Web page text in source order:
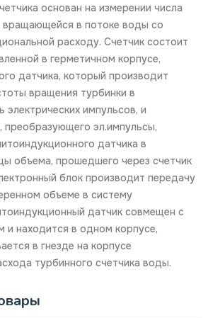
основан на измерении числа
вращающейся в потоке воды со
расходу. Счетчик состоит
в герметичном корпусе,
датчика, который производит
вращения турбинки в
электрических импульсов, и
преобразующего эл.импульсы,
датчика в
объема, прошедшего через счетчик
блок производит передачу
объеме в систему
датчик совмещен с
и находится в одном корпусе,
в гнезде на корпусе
турбинного счетчика воды.